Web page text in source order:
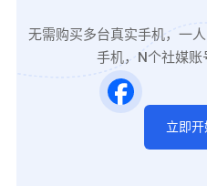
无需购买多台真实手机，一
手机，N个社媒账
立即